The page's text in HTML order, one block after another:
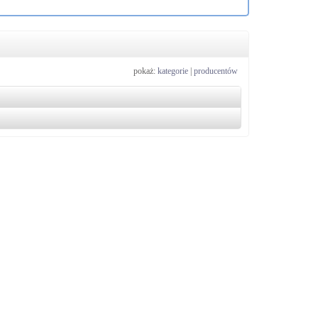
pokaż: kategorie producentów